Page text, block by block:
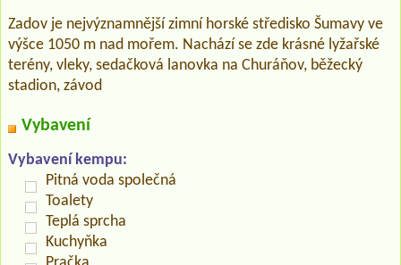
Zadov je nejvýznamnější zimní horské středisko Šumavy ve
výšce 1050 m nad mořem. Nachází se zde krásné lyžařské
terény, vleky, sedačková lanovka na Churáňov, běžecký
stadion, závod
Vybavení
Vybavení kempu:
Pitná voda společná
Toalety
Teplá sprcha
Kuchyňka